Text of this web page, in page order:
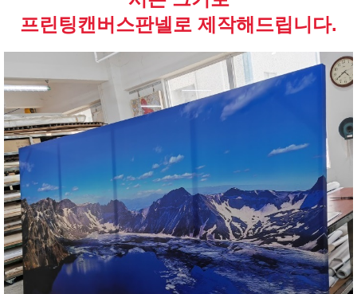
프린팅캔버스판넬로 제작해드립니다.